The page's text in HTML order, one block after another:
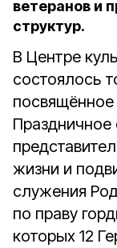
ветеранов и
структур.
В Центре
состоялось
жизни и
служения
по праву
которых 12